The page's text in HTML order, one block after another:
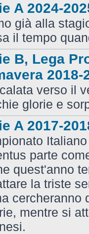
A 2024-
già alla
il tempo
B, Lega
2018-
verso il
glorie e
A 2017-
parte
quest'anno
la triste
cercheranno
mentre si